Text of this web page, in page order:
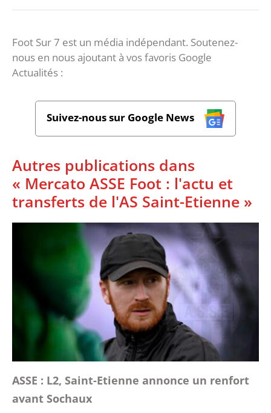
Foot Sur 7 est un média indépendant. Soutenez-
nous en nous ajoutant à vos favoris Google
Actualités :
Suivez-nous sur Google News
Autres publications dans
« Mercato ASSE Foot : l'actu et
transferts de l'AS Saint-Etienne »
ASSE : L2, Saint-Etienne annonce un renfort
avant Sochaux